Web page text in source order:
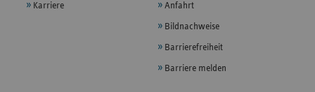
Karriere Anfahrt
Bildnachweise
Barrierefreiheit
Barriere melden